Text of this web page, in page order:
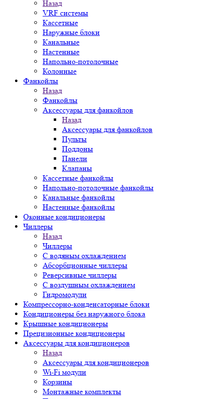
Назад
VRF системы
Кассетные
Наружные блоки
Канальные
Настенные
Напольно-потолочные
Колонные
Фанкойлы
Назад
Фанкойлы
Аксессуары для фанкойлов
Назад
Аксессуары для фанкойлов
Пульты
Поддоны
Панели
Клапаны
Кассетные фанкойлы
Напольно-потолочные фанкойлы
Канальные фанкойлы
Настенные фанкойлы
Оконные кондиционеры
Чиллеры
Назад
Чиллеры
С водяным охлаждением
Абсорбционные чиллеры
Реверсивные чиллеры
С воздушным охлаждением
Гидромодули
Компрессорно-конденсаторные блоки
Кондиционеры без наружного блока
Крышные кондиционеры
Прецизионные кондиционеры
Аксессуары для кондиционеров
Назад
Аксессуары для кондиционеров
Wi-Fi модули
Корзины
Монтажные комплекты